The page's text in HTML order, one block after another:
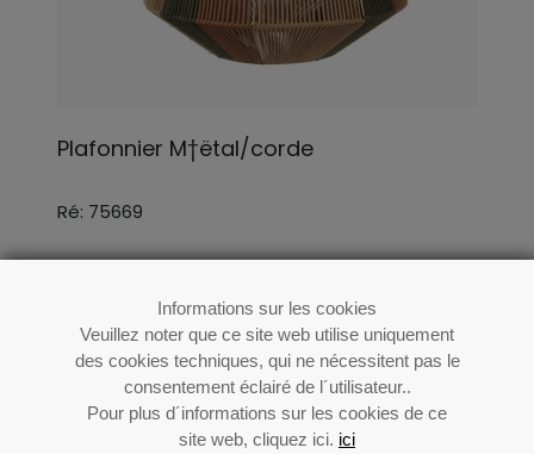
Informations sur les cookies
Veuillez noter que ce site web utilise uniquement
des cookies techniques, qui ne nécessitent pas le
consentement éclairé de l´utilisateur..
Pour plus d´informations sur les cookies de ce
site web, cliquez ici. ici
Plafonnier M†ëtal/corde
Ré: 75669